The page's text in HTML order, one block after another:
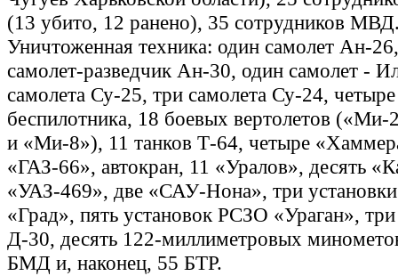
(13 убито, 12 ранено), 35 сотрудников
Уничтоженная техника: один самолет Ан-
самолет-разведчик Ан-30, один самолет -
самолета Су-25, три самолета Су-24, четыре
беспилотника, 18 боевых вертолетов
и «Ми-8»), 11 танков Т-64, четыре
«ГАЗ-66», автокран, 11 «Уралов», десять
«УАЗ-469», две «САУ-Нона», три
«Град», пять установок РСЗО «Ураган»,
Д-30, десять 122-миллиметровых
БМД и, наконец, 55 БТР.